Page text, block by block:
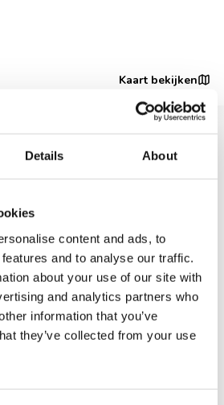
Details About
content and ads, to
and to analyse our traffic.
about your use of our site with
and analytics partners who
information that you’ve
they’ve collected from your use
Kaart bekijken
van Sal en Santiago
van zee
stranden, natuur & Bajan
compleet incl.
gebaande pad